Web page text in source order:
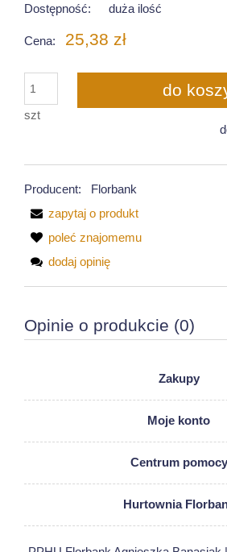
Dostępność: duża ilość
Cena: 25,38 zł
szt
do
Producent:
Florbank
zapytaj o produkt
poleć znajomemu
dodaj opinię
Opinie o produkcie (0)
Zakupy
Moje konto
Centrum pomocy
Hurtownia